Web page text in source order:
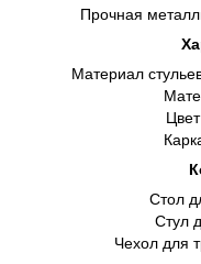
Прочная
Материал
Стол
Стул
Чехол для